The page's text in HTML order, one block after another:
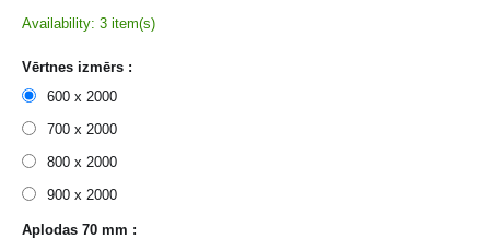
Availability: 3 item(s)
Vērtnes izmērs :
600 x 2000
700 x 2000
800 x 2000
900 x 2000
Aplodas 70 mm :